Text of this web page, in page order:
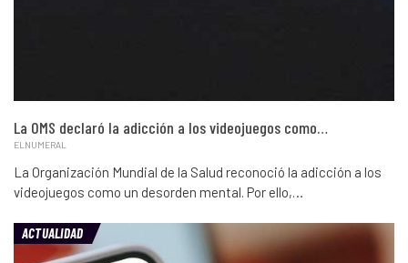
La OMS declaró la adicción a los videojuegos como…
ELNUMERAL
La Organización Mundial de la Salud reconoció la adicción a los
videojuegos como un desorden mental. Por ello,…
ACTUALIDAD